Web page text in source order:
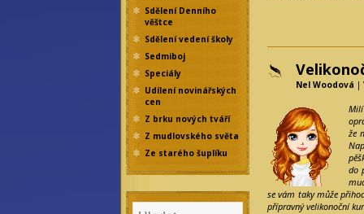
Sdělení Denního
věštce
Sdělení vedení školy
Sedmiboj
Speciály
Udílení novinářských
cen
Z brku nových tváří
Z mudlovského světa
Ze starého šuplíku
Nel Woodová |
že
do
se vám taky může
přípravný velikonoční